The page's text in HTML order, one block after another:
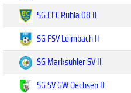
SG EFC Ruhla 08 II
SG FSV Leimbach II
SG Marksuhler SV II
SG SV GW Oechsen II